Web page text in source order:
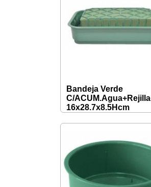
Bandeja Verde
C/
16x28.7x8.5Hcm